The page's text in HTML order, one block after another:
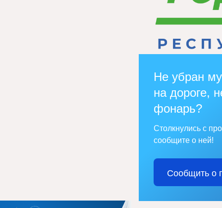
Не убран
на дороге,
фонарь?
Столкнулись с
сообщите о ней!
Сообщить о